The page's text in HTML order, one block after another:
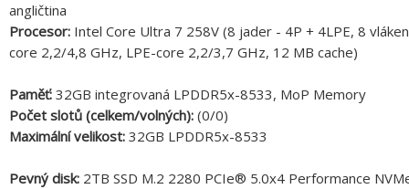
angličtina
Procesor: Intel Core Ultra 7 258V (8 jader - 4P + 4LPE, 8
core 2,2/4,8 GHz, LPE-core 2,2/3,7 GHz, 12 MB cache)
Paměť: 32GB integrovaná LPDDR5x-8533, MoP Memory
Počet slotů (celkem/volných): (0/0)
Maximální velikost: 32GB LPDDR5x-8533
Pevný disk: 2TB SSD M.2 2280 PCIe® 5.0x4 Performance